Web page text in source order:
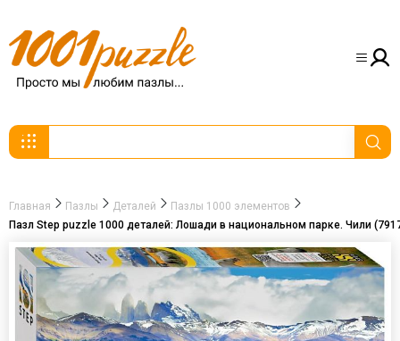
Главная Пазлы Деталей
Пазлы 1000 элементов
Пазл Step puzzle 1000 деталей: Лошади в национальном парке. Чили